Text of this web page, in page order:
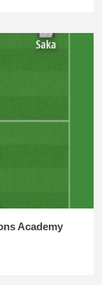
Academy